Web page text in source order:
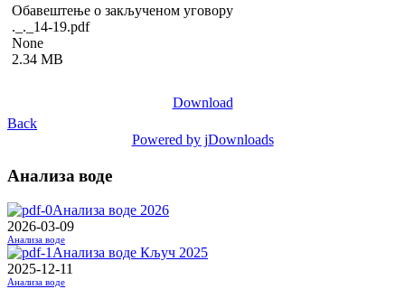
Обавештење о закљученом уговору
._._14-19.pdf
None
2.34 MB
Download
Back
Powered by jDownloads
Анализа воде
Анализа воде 2026
2026-03-09
Анализа воде
Анализа воде Кључ 2025
2025-12-11
Анализа воде